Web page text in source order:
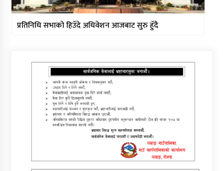
प्रतिनिधि सभाको हिउँदे अधिवेशन आजबाट सुरु हुँदै